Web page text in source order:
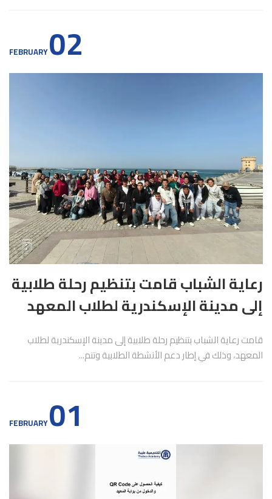
02
FEBRUARY
رعاية الشباب قامت بتنظيم رحلة طلابية
إلى مدينة الإسكندرية لطلاب المعهد
قامت رعاية الشباب بتنظيم رحلة طلابية إلى مدينة الإسكندرية لطلاب
المعهد، وذلك في إطار دعم الأنشطة الطلابية وتنم...
01
FEBRUARY